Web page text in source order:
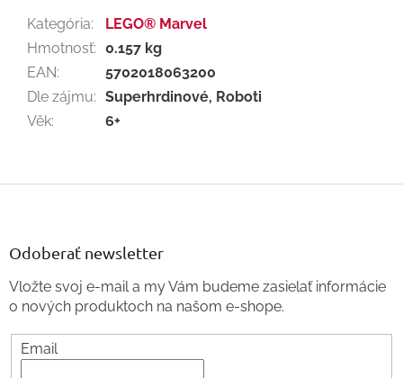
Kategória:
LEGO® Marvel
Hmotnosť: 0.157 kg
EAN:
5702018063200
Dle zájmu: Superhrdinové, Roboti
Věk: 6+
Z
Odoberať newsletter
Vložte svoj e-mail a my Vám budeme zasielať informácie
o nových produktoch na našom e-shope.
Email